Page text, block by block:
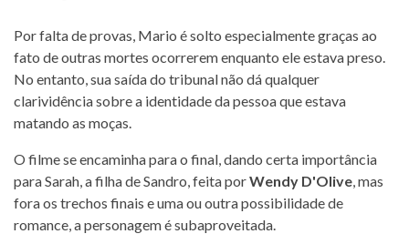
Por falta de provas, Mario é solto especialmente graças ao
fato de outras mortes ocorrerem enquanto ele estava preso.
No entanto, sua saída do tribunal não dá qualquer
clarividência sobre a identidade da pessoa que estava
matando as moças.
O filme se encaminha para o final, dando certa importância
para Sarah, a filha de Sandro, feita porWendy D'Olive, mas
fora os trechos finais e uma ou outra possibilidade de
romance, a personagem é subaproveitada.